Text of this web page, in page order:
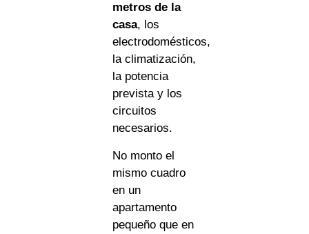
metros de la
casa, los
electrodomésticos,
la climatización,
la potencia
prevista y los
circuitos
necesarios.
No monto el
mismo cuadro
en un
apartamento
pequeño que en